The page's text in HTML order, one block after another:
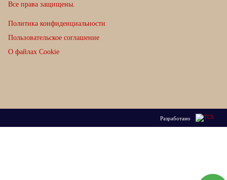
Все права защищены.
Политика конфиденциальности
Пользовательское соглашение
О файлах Cookie
Разработано